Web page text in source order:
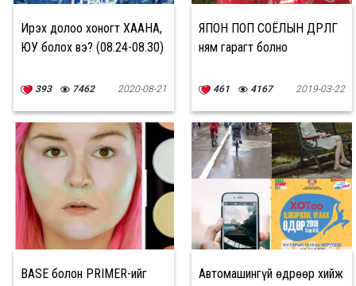
Ирэх долоо хоногт ХААНА,
ЮУ болох вэ? (08.24-08.30)
393 7462 2020-08-21
ЯПОН ПОП СОЁЛЫН ӨДӨРЛӨГ
ням гарагт болно
461 4167 2019-03-22
BASE болон PRIMER-ийг
Автомашингүй өдрөөр хийж